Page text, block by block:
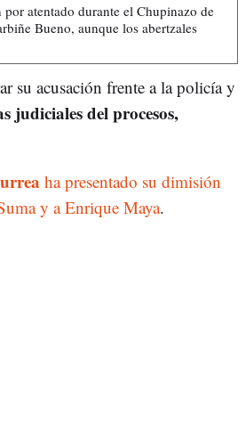
atentado durante el Chupinazo de
Bueno, aunque los abertzales
su acusación frente a la policía y
judiciales del procesos,
ha presentado su dimisión
y a Enrique Maya.